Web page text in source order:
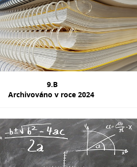
9.B
Archivováno v roce 2024